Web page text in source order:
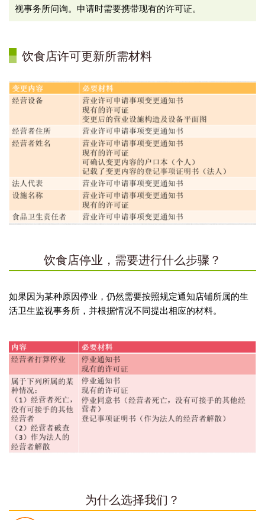
视事务所问询。申请时需要携带现有的许可证。
饮食店许可更新所需材料
饮食店停业，需要进行什么步骤？
如果因为某种原因停业，仍然需要按照规定通知店铺所属的生
活卫生监视事务所，并根据情况不同提出相应的材料。
为什么选择我们？